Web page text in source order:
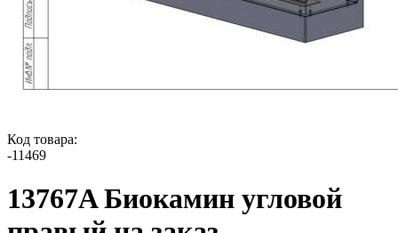
Код товара:
-11469
13767A Биокамин угловой